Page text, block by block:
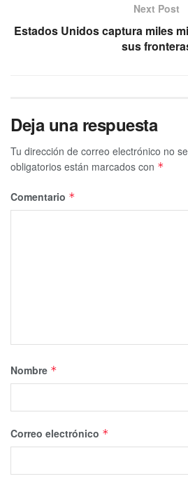
Next Post
Estados Unidos captura miles
sus
Deja una respuesta
Tu dirección de correo electrónico no
obligatorios están marcados con *
Comentario *
Nombre *
Correo electrónico *